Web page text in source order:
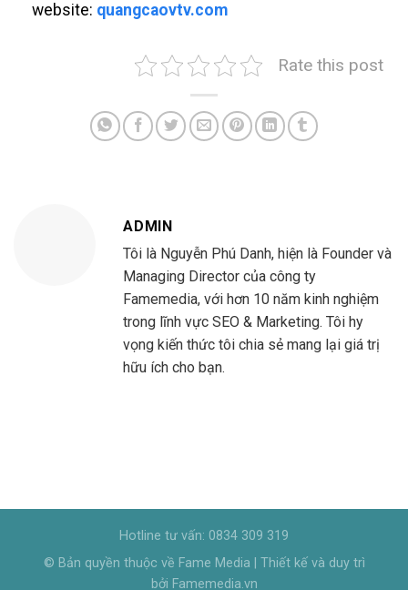
website: quangcaovtv.com
Rate this post
ADMIN
Tôi là Nguyễn Phú Danh, hiện là Founder và
Managing Director của công ty
Famemedia, với hơn 10 năm kinh nghiệm
trong lĩnh vực SEO & Marketing. Tôi hy
vọng kiến thức tôi chia sẻ mang lại giá trị
hữu ích cho bạn.
Hotline tư vấn: 0834 309 319
© Bản quyền thuộc về Fame Media | Thiết kế và duy trì
bởi Famemedia.vn